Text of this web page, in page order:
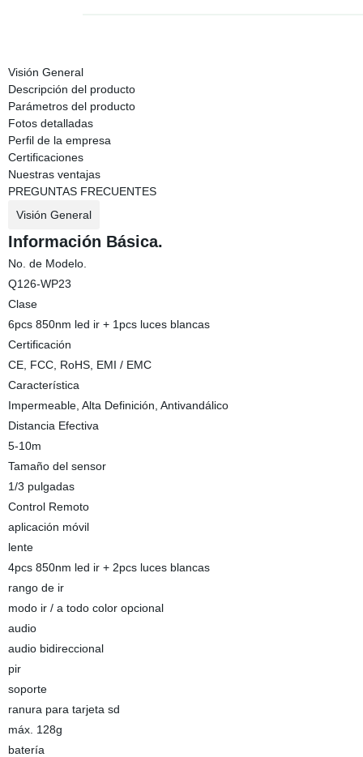
Visión General
Descripción del producto
Parámetros del producto
Fotos detalladas
Perfil de la empresa
Certificaciones
Nuestras ventajas
PREGUNTAS FRECUENTES
Visión General
Información Básica.
No. de Modelo.
Q126-WP23
Clase
6pcs 850nm led ir + 1pcs luces blancas
Certificación
CE, FCC, RoHS, EMI / EMC
Característica
Impermeable, Alta Definición, Antivandálico
Distancia Efectiva
5-10m
Tamaño del sensor
1/3 pulgadas
Control Remoto
aplicación móvil
lente
4pcs 850nm led ir + 2pcs luces blancas
rango de ir
modo ir / a todo color opcional
audio
audio bidireccional
pir
soporte
ranura para tarjeta sd
máx. 128g
batería